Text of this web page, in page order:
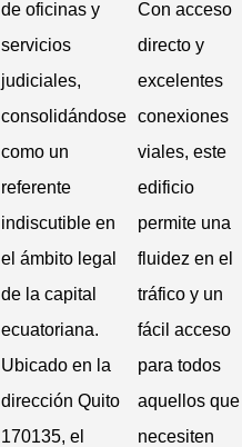
de oficinas y
servicios
judiciales,
consolidándose
como un
referente
indiscutible en
el ámbito legal
de la capital
ecuatoriana.
Ubicado en la
dirección Quito
170135, el
Con acceso
directo y
excelentes
conexiones
viales, este
edificio
permite una
fluidez en el
tráfico y un
fácil acceso
para todos
aquellos que
necesiten